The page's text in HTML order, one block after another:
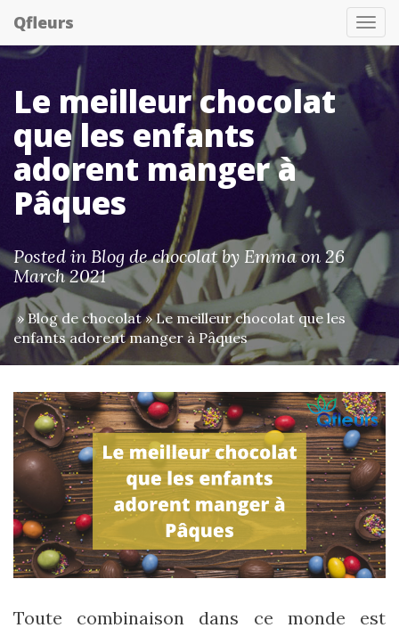
Qfleurs
Le meilleur chocolat
que les enfants
adorent manger à
Pâques
Posted in Blog de chocolatby Emmaon 26
March 2021
»Blog de chocolat» Le meilleur chocolat que les
enfants adorent manger à Pâques
Toute combinaison dans ce monde est